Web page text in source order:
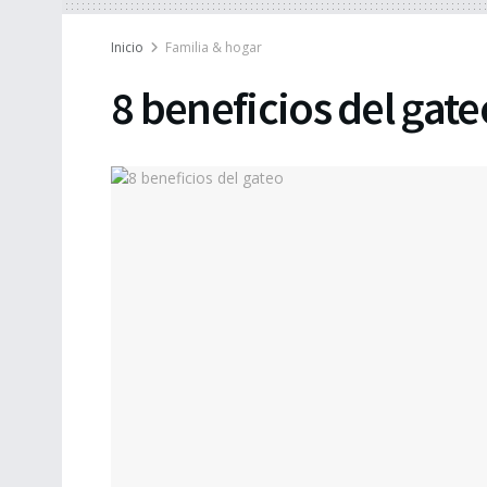
Inicio Familia & hogar
8 beneficios del